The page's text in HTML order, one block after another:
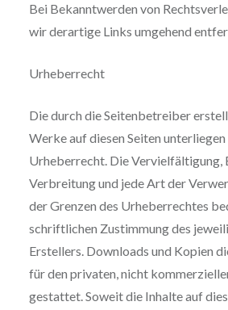
Bei Bekanntwerden von
wir derartige Links umgehend
Urheberrecht
Die durch die Seitenbetreiber
Werke auf diesen Seiten
Urheberrecht. Die Vervielfältigung,
Verbreitung und jede Art der
der Grenzen des Urheberrechtes
schriftlichen Zustimmung des
Erstellers. Downloads und Kopien
für den privaten, nicht
gestattet. Soweit die Inhalte auf